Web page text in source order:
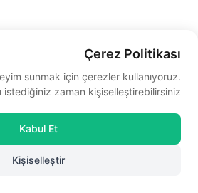
Çerez Politikası
sunmak için çerezler kullanıyoruz.
istediğiniz zaman kişiselleştirebilirsiniz.
Kabul Et
Kişiselleştir